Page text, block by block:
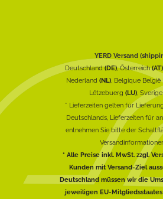
YERD Versand
Deutschland(DE), Österreich(AT)
Nederland (NL), Belgique België
Lëtzebuerg (LU),
* Lieferzeiten gelten für
Deutschlands, Lieferzeiten für
entnehmen Sie bitte der
* Alle Preise inkl. MwSt. zzgl.
Kunden mit Versand-Ziel
Deutschland müssen wir die
jeweiligen EU-